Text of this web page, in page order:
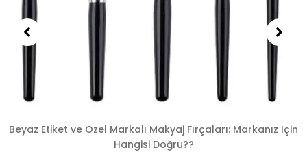
Beyaz Etiket ve Özel Markalı Makyaj Fırçaları: Markanız İçin
Hangisi Doğru??